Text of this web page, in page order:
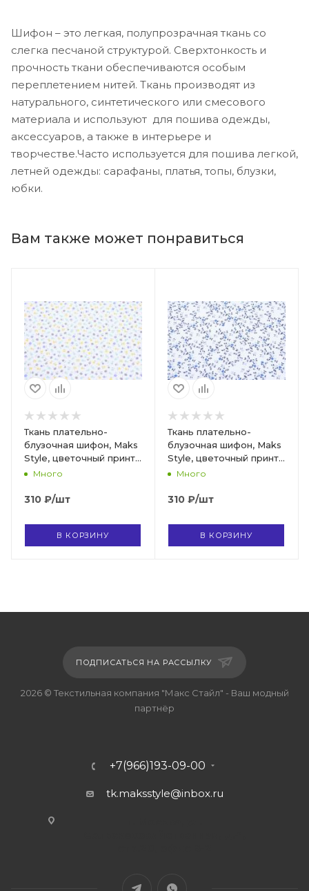
Шифон – это легкая, полупрозрачная ткань со
слегка песчаной структурой. Сверхтонкость и
прочность ткани обеспечиваются особым
переплетением нитей. Ткань производят из
натурального, синтетического или смесового
материала и используют для пошива одежды,
аксессуаров, а также в интерьере и
творчестве.Часто используется для пошива легкой,
летней одежды: сарафаны, платья, топы, блузки,
юбки.
Вам также может понравиться
Ткань плательно-
блузочная шифон, Maks
Style, цветочный принт,
арт. MS- 1234 D-8 C-1
Много
310 ₽/шт
В КОРЗИНУ
Ткань плательно-
блузочная шифон, Maks
Style, цветочный принт,
арт. MS- 1195 D- 8 C- 1
Много
310 ₽/шт
В КОРЗИНУ
ПОДПИСАТЬСЯ НА РАССЫЛКУ
2026 © Текстильная компания "Макс Стайл" - Ваш модный
партнёр
+7(966)193-09-00
tk.maksstyle@inbox.ru